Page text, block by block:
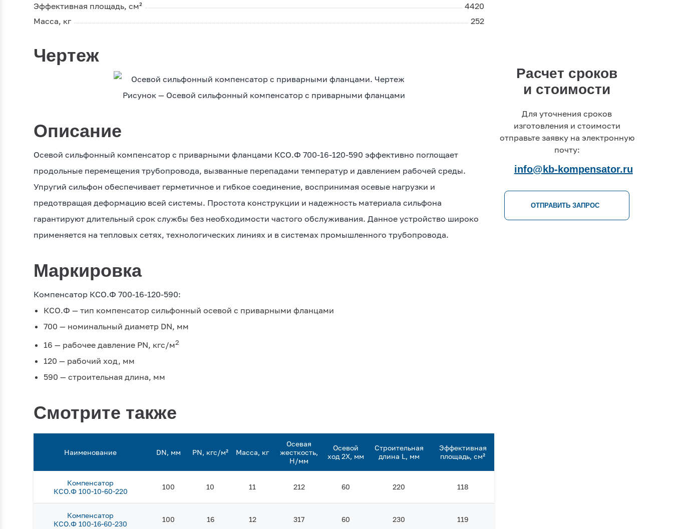
Эффективная площадь, см²
4420
Масса, кг
252
Чертеж
Рисунок — Осевой сильфонный компенсатор с приварными фланцами
Описание
Осевой сильфонный компенсатор с приварными фланцами КСО.Ф 700-16-120-590 эффективно поглощает
продольные перемещения трубопровода, вызванные перепадами температур и давлением рабочей среды.
Упругий сильфон обеспечивает герметичное и гибкое соединение, воспринимая осевые нагрузки и
предотвращая деформацию всей системы. Простота конструкции и надежность материала сильфона
гарантируют длительный срок службы без необходимости частого обслуживания. Данное устройство широко
применяется на тепловых сетях, технологических линиях и в системах промышленного трубопровода.
Маркировка
Компенсатор КСО.Ф 700-16-120-590:
КСО.Ф — тип компенсатор сильфонный осевой с приварными фланцами
700 — номинальный диаметр DN, мм
16 — рабочее давление PN, кгc/м2
120 — рабочий ход, мм
590 — строительная длина, мм
Смотрите также
Наименование DN, мм PN, кгс/м² Масса, кг
Осевая
жесткость,
Н/мм
Осевой
ход 2Х, мм
Строительная
длина L, мм
Эффективная
площадь, см²
Компенсатор
КСО.Ф 100-10-60-220
100 10 11 212 60 220 118
Компенсатор
КСО.Ф 100-16-60-230
100 16 12 317 60 230 119
Расчет сроков
и стоимости
Для уточнения сроков
изготовления и стоимости
отправьте заявку на электронную
почту:
info@kb-kompensator.ru
ОТПРАВИТЬ ЗАПРОС